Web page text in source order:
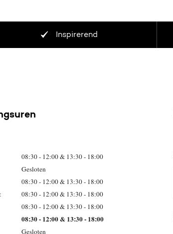
Inspirerend
08:30 - 12:00 & 13:30 - 18:00
Gesloten
08:30 - 12:00 & 13:30 - 18:00
08:30 - 12:00 & 13:30 - 18:00
08:30 - 12:00 & 13:30 - 18:00
08:30 - 12:00 & 13:30 - 18:00
Gesloten